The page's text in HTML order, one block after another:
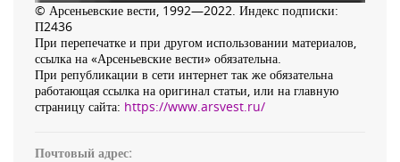
© Арсеньевские вести, 1992—2022. Индекс подписки:
П2436
При перепечатке и при другом использовании материалов,
ссылка на «Арсеньевские вести» обязательна.
При републикации в сети интернет так же обязательна
работающая ссылка на оригинал статьи, или на главную
страницу сайта: https://www.arsvest.ru/
Почтовый адрес: